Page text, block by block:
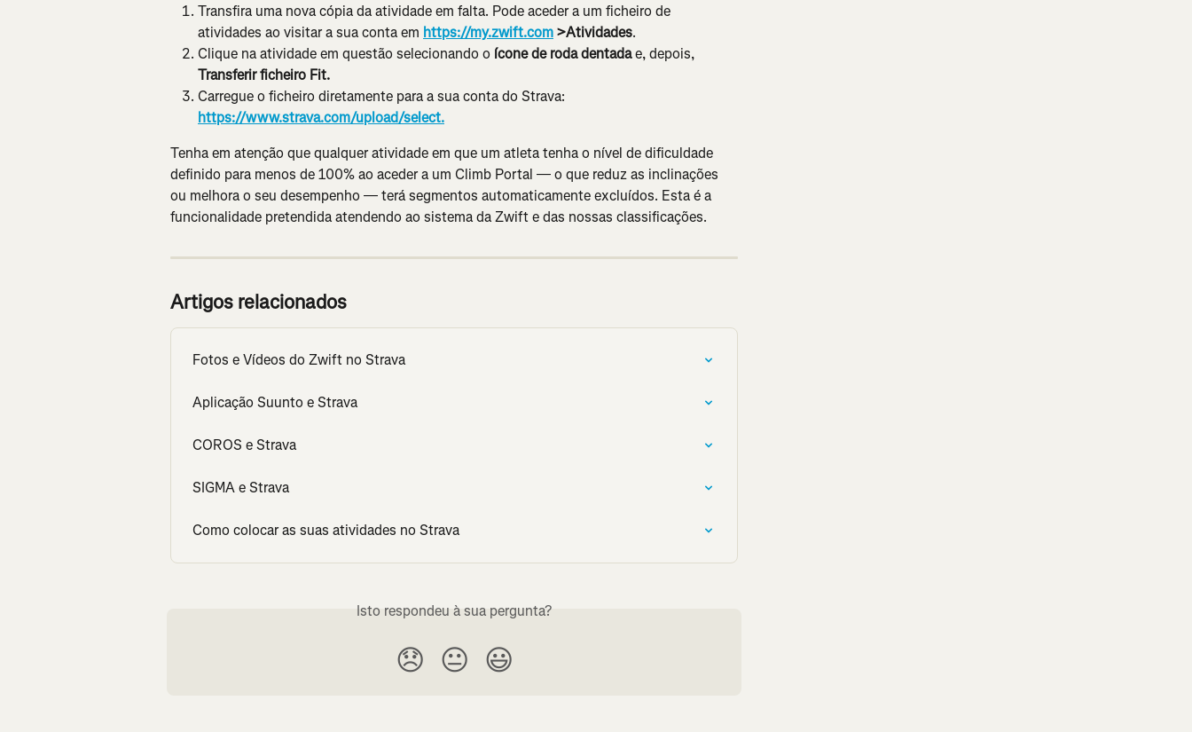
Transfira uma nova cópia da atividade em falta. Pode aceder a um ficheiro de
atividades ao visitar a sua conta em https://my.zwift.com >Atividades.
Clique na atividade em questão selecionando o ícone de roda dentada e, depois,
Transferir ficheiro Fit.
Carregue o ficheiro diretamente para a sua conta do Strava:
https://www.strava.com/upload/select.
Tenha em atenção que qualquer atividade em que um atleta tenha o nível de dificuldade
definido para menos de 100% ao aceder a um Climb Portal — o que reduz as inclinações
ou melhora o seu desempenho — terá segmentos automaticamente excluídos. Esta é a
funcionalidade pretendida atendendo ao sistema da Zwift e das nossas classificações.
Artigos relacionados
Fotos e Vídeos do Zwift no Strava
Aplicação Suunto e Strava
COROS e Strava
SIGMA e Strava
Como colocar as suas atividades no Strava
Isto respondeu à sua pergunta?
😞 😐 😃